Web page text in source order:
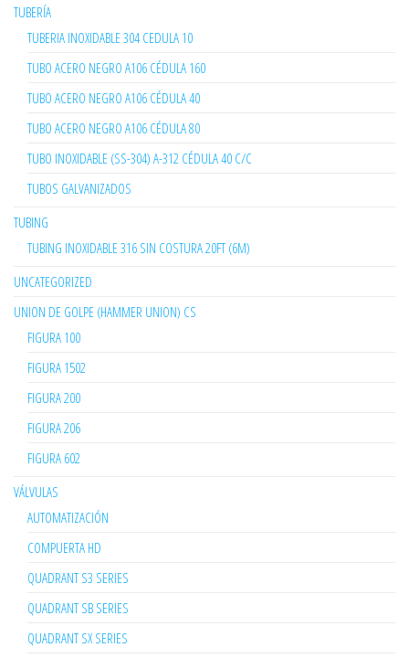
TUBERÍA
TUBERIA INOXIDABLE 304 CEDULA 10
TUBO ACERO NEGRO A106 CÉDULA 160
TUBO ACERO NEGRO A106 CÉDULA 40
TUBO ACERO NEGRO A106 CÉDULA 80
TUBO INOXIDABLE (SS-304) A-312 CÉDULA 40 C/C
TUBOS GALVANIZADOS
TUBING
TUBING INOXIDABLE 316 SIN COSTURA 20FT (6M)
UNCATEGORIZED
UNION DE GOLPE (HAMMER UNION) CS
FIGURA 100
FIGURA 1502
FIGURA 200
FIGURA 206
FIGURA 602
VÁLVULAS
AUTOMATIZACIÓN
COMPUERTA HD
QUADRANT S3 SERIES
QUADRANT SB SERIES
QUADRANT SX SERIES